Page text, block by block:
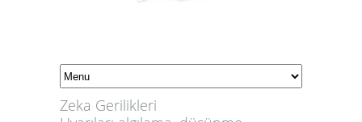
Zeka Gerilikleri